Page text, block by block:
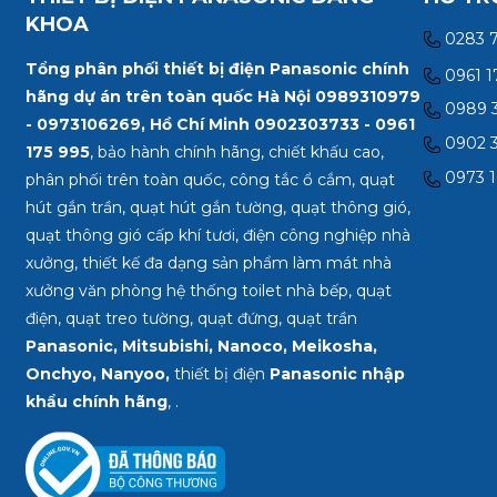
KHOA
Tổng phân phối thiết bị điện Panasonic chính
hãng dự án trên toàn quốc Hà Nội 0989310979
- 0973106269, Hồ Chí Minh 0902303733 - 0961
175 995, bảo hành chính hãng, chiết khấu cao,
phân phối trên toàn quốc, công tắc ổ cắm, quạt
hút gắn trần, quạt hút gắn tường, quạt thông gió,
quạt thông gió cấp khí tươi, điện công nghiệp nhà
xưởng, thiết kế đa dạng sản phẩm làm mát nhà
xưởng văn phòng hệ thống toilet nhà bếp, quạt
điện, quạt treo tường, quạt đứng, quạt trần
Panasonic, Mitsubishi, Nanoco, Meikosha,
Onchyo, Nanyoo,thiết bị điện Panasonic nhập
khẩu chính hãng, .
0283
0961
0989
0902
0973